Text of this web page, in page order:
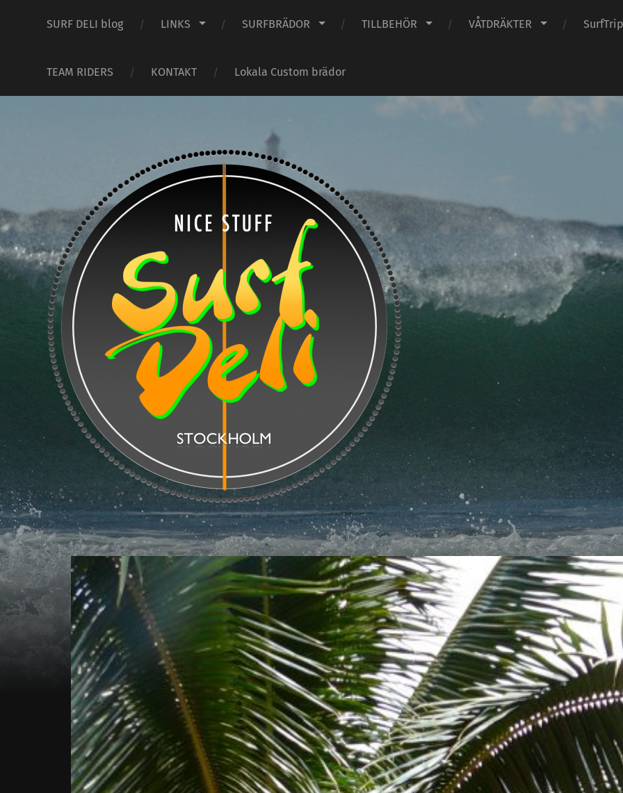
SURF DELI blog LINKS SURFBRÄDOR TILLBEHÖR VÅTDRÄKTER
TEAM RIDERS KONTAKT Lokala Custom brädor
Surf
Deli,
Surf
Stuff